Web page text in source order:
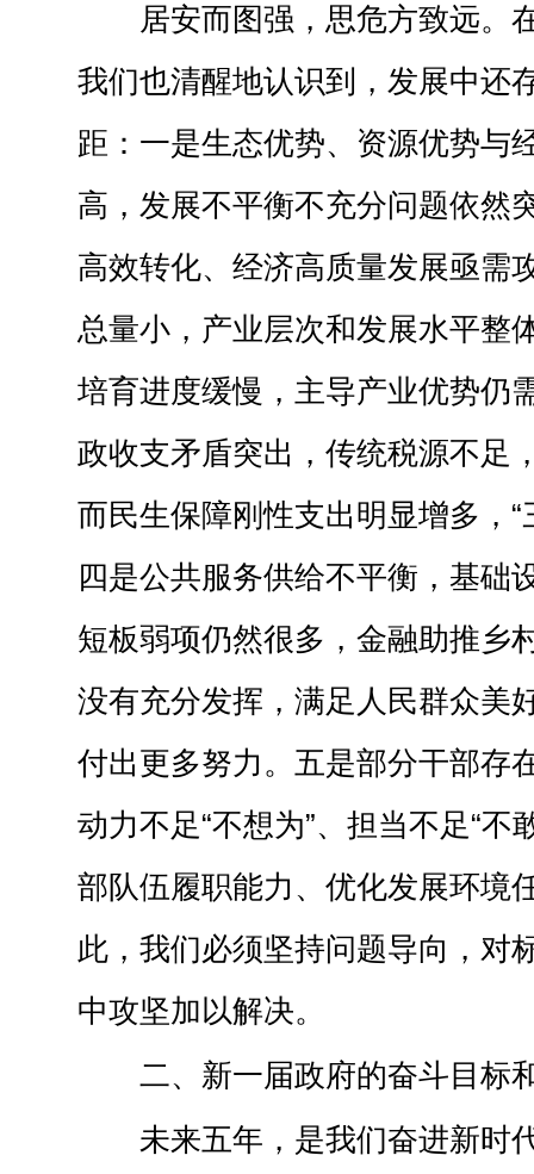
居安而图强，思危方致远。
我们也清醒地认识到，发展中还
距：一是生态优势、资源优势与
高，发展不平衡不充分问题依然
高效转化、经济高质量发展亟需
总量小，产业层次和发展水平整
培育进度缓慢，主导产业优势仍
政收支矛盾突出，传统税源不足
而民生保障刚性支出明显增多，“
四是公共服务供给不平衡，基础
短板弱项仍然很多，金融助推乡
没有充分发挥，满足人民群众美
付出更多努力。五是部分干部存
动力不足“不想为”、担当不足“不
部队伍履职能力、优化发展环境
此，我们必须坚持问题导向，对
中攻坚加以解决。
二、新一届政府的奋斗目标
未来五年，是我们奋进新时